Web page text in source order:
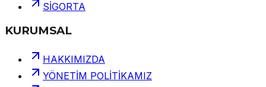
SİGORTA
KURUMSAL
HAKKIMIZDA
YÖNETİM POLİTİKAMIZ